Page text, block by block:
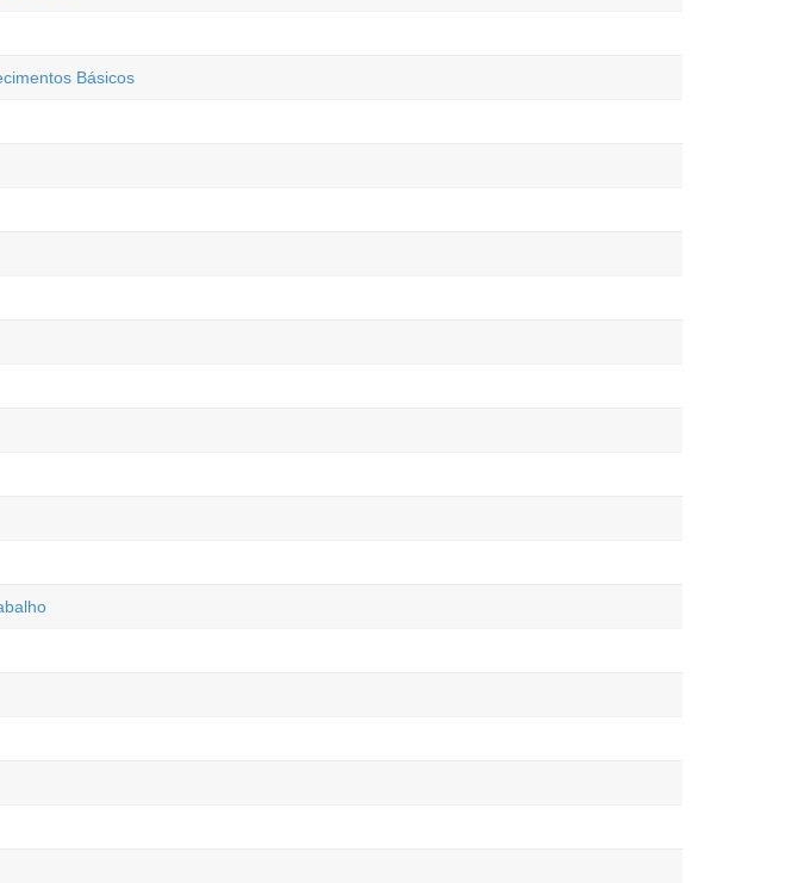
Básicos